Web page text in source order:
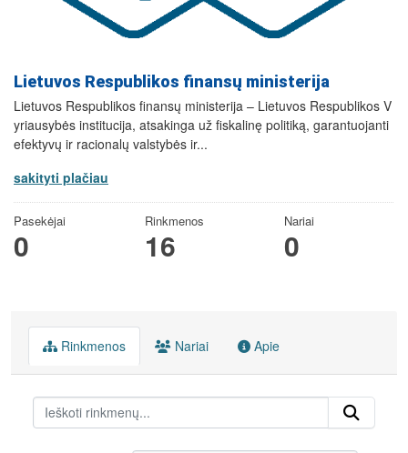
Lietuvos Respublikos finansų ministerija
Lietuvos Respublikos finansų ministerija – Lietuvos Respublikos V
yriausybės institucija, atsakinga už fiskalinę politiką, garantuojanti
efektyvų ir racionalų valstybės ir...
sakityti plačiau
Pasekėjai
0
Rinkmenos
16
Nariai
0
Rinkmenos Nariai Apie